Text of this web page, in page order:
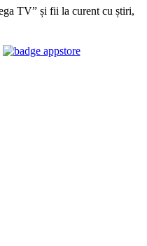
TV” și fii la curent cu știri,